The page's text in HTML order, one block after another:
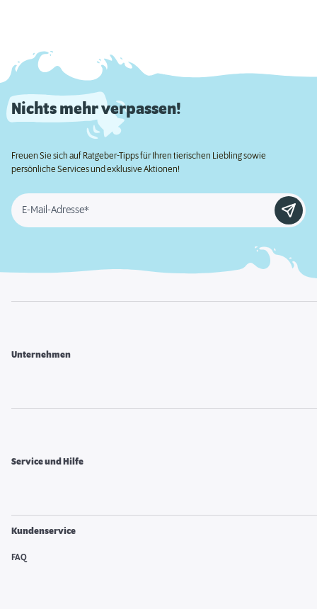
Nichts mehr verpassen!
Freuen Sie sich auf Ratgeber-Tipps für Ihren tierischen Liebling sowie
persönliche Services und exklusive Aktionen!
E-Mail-Adresse*
Unternehmen
Service und Hilfe
Kundenservice
FAQ